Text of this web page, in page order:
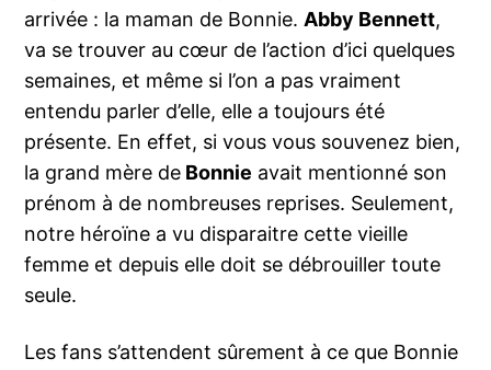
arrivée : la maman de Bonnie.Abby Bennett,
va se trouver au cœur de l’action d’ici quelques
semaines, et même si l’on a pas vraiment
entendu parler d’elle, elle a toujours été
présente. En effet, si vous vous souvenez bien,
la grand mère de Bonnie avait mentionné son
prénom à de nombreuses reprises. Seulement,
notre héroïne a vu disparaitre cette vieille
femme et depuis elle doit se débrouiller toute
seule.
Les fans s’attendent sûrement à ce que Bonnie